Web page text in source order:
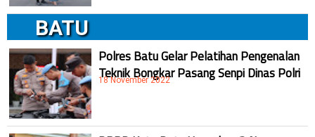
BATU
Polres Batu Gelar Pelatihan Pengenalan
Teknik Bongkar Pasang Senpi Dinas Polri
18 November 2022